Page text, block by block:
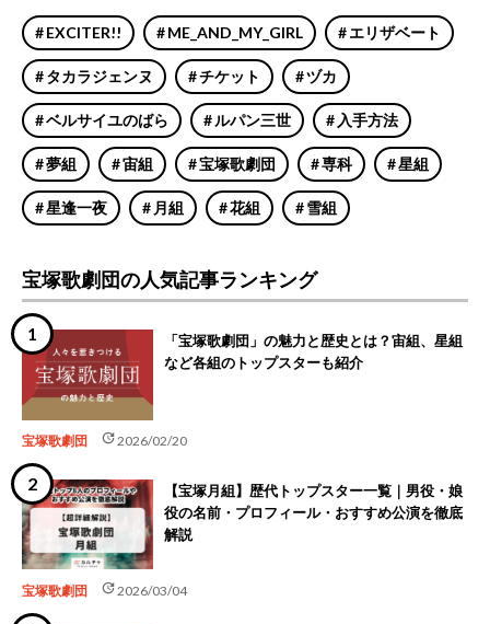
EXCITER!! ME_AND_MY_GIRL エリザベート
タカラジェンヌ チケット ヅカ
ベルサイユのばら ルパン三世 入手方法
夢組 宙組 宝塚歌劇団 専科 星組
星逢一夜 月組 花組 雪組
宝塚歌劇団の人気記事ランキング
「宝塚歌劇団」の魅力と歴史とは？宙組、星組
など各組のトップスターも紹介
宝塚歌劇団 update2026/02/20
【宝塚月組】歴代トップスター一覧｜男役・娘
役の名前・プロフィール・おすすめ公演を徹底
解説
宝塚歌劇団 update2026/03/04